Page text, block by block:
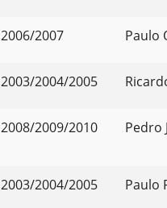
2006/2007 Paulo
2003/2004/2005
2008/2009/2010 Pedro
2003/2004/2005 Paulo